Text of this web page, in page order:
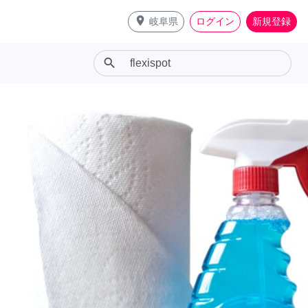
place 岐阜県 ログイン 新規登録
search